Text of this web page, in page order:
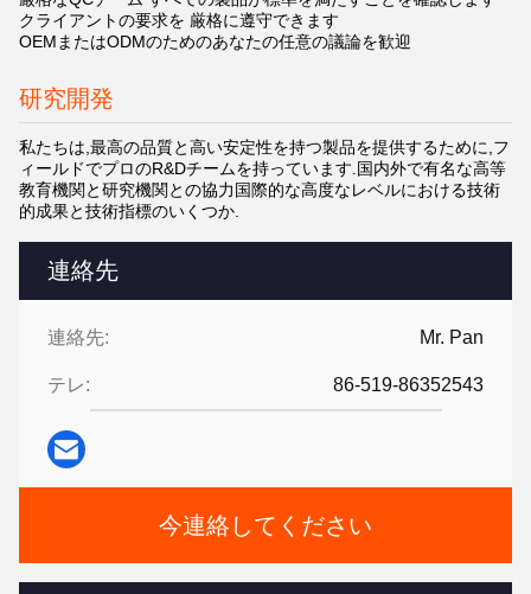
連絡先
連絡先: Mr. Pan
テレ: 86-519-86352543
今連絡してください
クライアントの要求を 厳格に遵守できます
OEMまたはODMのためのあなたの任意の議論を歓迎
研究開発
私たちは,最高の品質と高い安定性を持つ製品を提供するために,フ
ィールドでプロのR&Dチームを持っています.国内外で有名な高等
教育機関と研究機関との協力国際的な高度なレベルにおける技術
的成果と技術指標のいくつか.